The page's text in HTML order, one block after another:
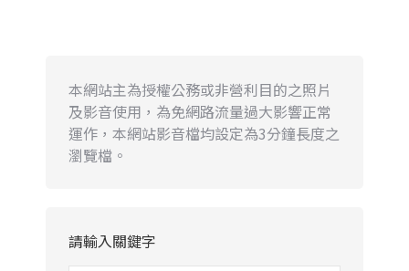
本網站主為授權公務或非營利目的之照片
及影音使用，為免網路流量過大影響正常
運作，本網站影音檔均設定為3分鐘長度之
瀏覽檔。
請輸入關鍵字